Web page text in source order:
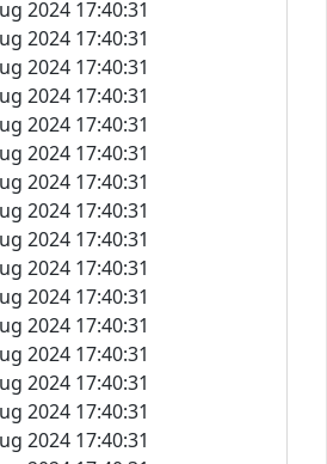
2024 17:40:31
2024 17:40:31
2024 17:40:31
2024 17:40:31
2024 17:40:31
2024 17:40:31
2024 17:40:31
2024 17:40:31
2024 17:40:31
2024 17:40:31
2024 17:40:31
2024 17:40:31
2024 17:40:31
2024 17:40:31
2024 17:40:31
2024 17:40:31